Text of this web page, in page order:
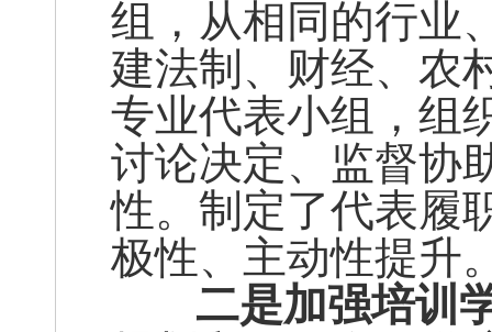
组，从相同的行业
建法制、财经、农
专业代表小组，组
讨论决定、监督协
性。制定了代表履
极性、主动性提升
二是加强培训